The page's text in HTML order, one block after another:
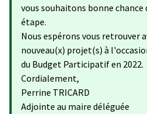
vous souhaitons bonne
étape.
Nous espérons vous retrouver
nouveau(x) projet(s) à
du Budget Participatif en 2022.
Cordialement,
Perrine TRICARD
Adjointe au maire déléguée